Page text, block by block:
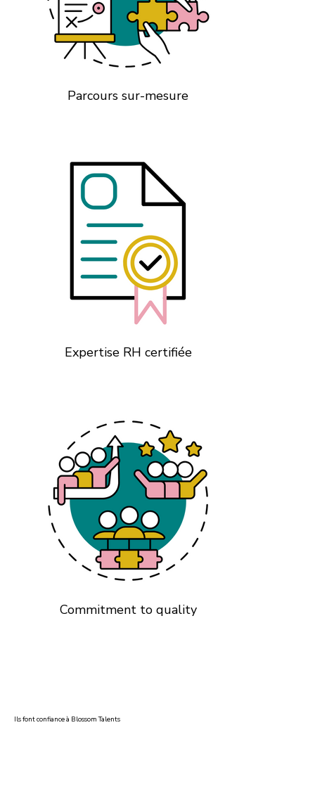
Expertise RH certifiée
Parcours sur-mesure
Commitment to quality
Ils font confiance à Blossom Talents